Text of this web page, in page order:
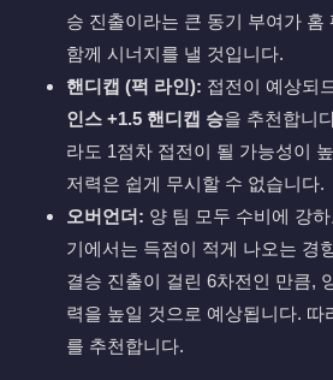
승 진출이라는 큰 동기 부여가 홈
함께 시너지를 낼 것입니다.
핸디캡 (퍽 라인): 접전이 예상되
인스 +1.5 핸디캡 승을 추천합니
라도 1점차 접전이 될 가능성이
저력은 쉽게 무시할 수 없습니다.
오버언더: 양 팀 모두 수비에 강
기에서는 득점이 적게 나오는 경
결승 진출이 걸린 6차전인 만큼,
력을 높일 것으로 예상됩니다. 따
를 추천합니다.